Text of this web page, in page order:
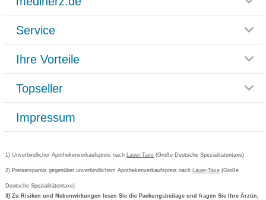
Glossar
Häufig gestellte Fragen
Datenschutz
AGB
Cookie-Einstellungen
Vertrag widerrufen
Service
Rücksendemöglichkeit
Paketlieferstatus
Versandkosten
Bestellschein ausfüllen
Newsletteranmeldung
Ihre Vorteile
Rezeptlieferung
Bonusprogramm
Gutschein und Rabatte
Kundenbewertung
Topseller
Grippostad
Bepanthen
Formoline
Impressum
1) Unverbindlicher Apothekenverkaufspreis nach Lauer-Taxe (Große Deutsche Spezialitätentaxe)
2) Preisersparnis gegenüber unverbindlichem Apothekenverkaufspreis nach Lauer-Taxe (Große
Deutsche Spezialitätentaxe)
3) Zu Risiken und Nebenwirkungen lesen Sie die Packungsbeilage und fragen Sie Ihre Ärztin,